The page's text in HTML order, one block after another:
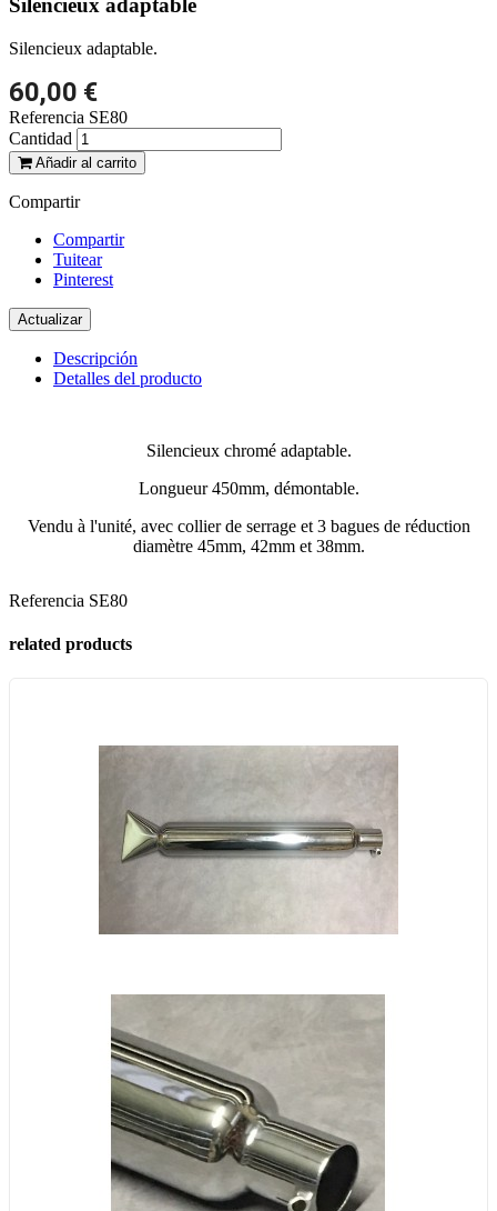
Silencieux adaptable
Silencieux adaptable.
60,00 €
Referencia SE80
Cantidad
Añadir al carrito
Compartir
Compartir
Tuitear
Pinterest
Descripción
Detalles del producto
Silencieux chromé adaptable.
Longueur 450mm, démontable.
Vendu à l'unité, avec collier de serrage et 3 bagues de réduction
diamètre 45mm, 42mm et 38mm.
Referencia SE80
related products